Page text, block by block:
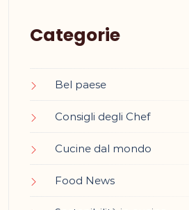
Categorie
Bel paese
Consigli degli Chef
Cucine dal mondo
Food News